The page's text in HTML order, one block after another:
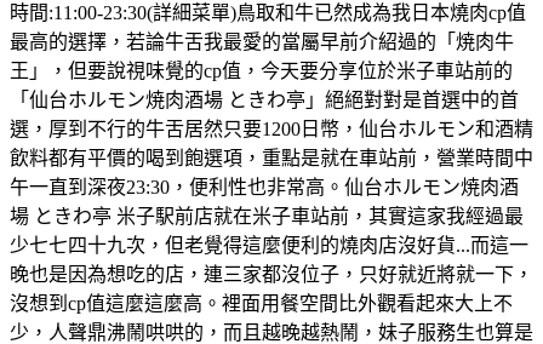
時間:11:00-23:30(詳細菜單)鳥取和牛已然成為我日本燒肉cp值
最高的選擇，若論牛舌我最愛的當屬早前介紹過的「焼肉牛
王」，但要說視味覺的cp值，今天要分享位於米子車站前的
「仙台ホルモン焼肉酒場 ときわ亭」絕絕對對是首選中的首
選，厚到不行的牛舌居然只要1200日幣，仙台ホルモン和酒精
飲料都有平價的喝到飽選項，重點是就在車站前，營業時間中
午一直到深夜23:30，便利性也非常高。仙台ホルモン焼肉酒
場 ときわ亭 米子駅前店就在米子車站前，其實這家我經過最
少七七四十九次，但老覺得這麼便利的燒肉店沒好貨...而這一
晚也是因為想吃的店，連三家都沒位子，只好就近將就一下，
沒想到cp值這麼這麼高。裡面用餐空間比外觀看起來大上不
少，人聲鼎沸鬧哄哄的，而且越晚越熱鬧，妹子服務生也算是